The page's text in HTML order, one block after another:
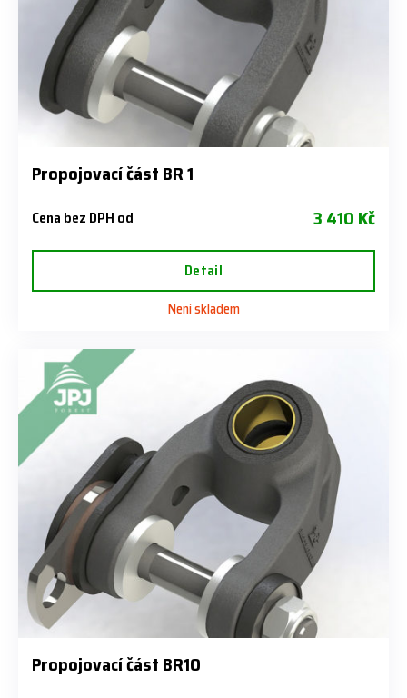
Propojovací část BR 1
Cena bez DPH od 3 410 Kč
Detail
Není skladem
Propojovací část BR10